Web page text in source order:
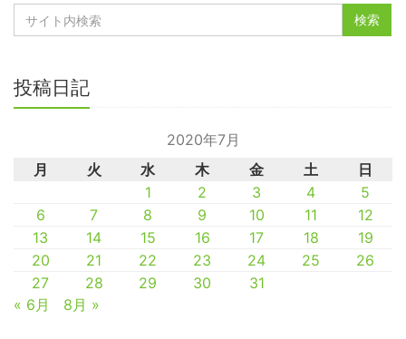
投稿日記
2020年7月
月
火 水 木 金 土
日
1
2 3 4
5
6
7 8 9 10 11
12
13
14 15 16 17 18
19
20
21 22 23 24 25
26
27
28 29 30
31
« 6月
8月 »